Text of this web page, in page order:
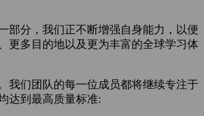
部分，我们正不断增强自身能力，以便
更多目的地以及更为丰富的全球学习体
我们团队的每一位成员都将继续专注于
达到最高质量标准: